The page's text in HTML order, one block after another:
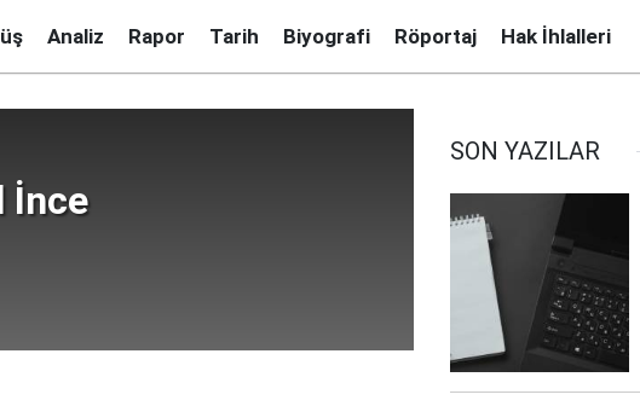
Analiz Rapor Tarih Biyografi Röportaj Hak İhlalleri
İnce
SON YAZILAR